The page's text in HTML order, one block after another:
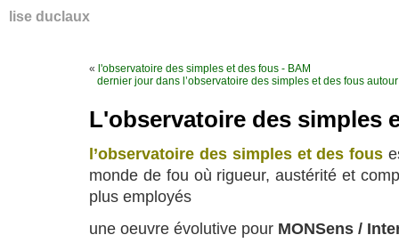
lise duclaux
« l'observatoire des simples et des fous - BAM
dernier jour dans l’observatoire des simples et des fous
L'observatoire des simples
l’observatoire des simples et des fous
monde de fou où rigueur, austérité et
plus employés
une oeuvre évolutive pour MONSens /